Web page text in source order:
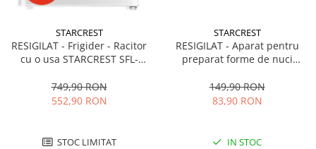
STARCREST
RESIGILAT - Frigider - Racitor
cu o usa STARCREST SFL-
92L, Iluminare interioara,H 83
cm, Alb
749,90 RON
552,90 RON
STOC LIMITAT
STARCREST
RESIGILAT - Aparat pentru
preparat forme de nuci
forme, 1400W, Indicator
luminos, Placi antiaderente,
149,90 RON
83,90 RON
IN STOC